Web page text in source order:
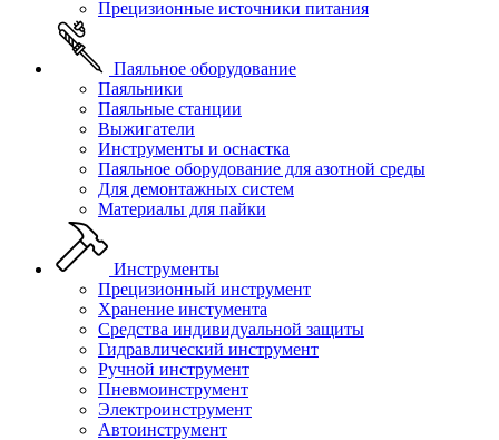
Прецизионные источники питания
Паяльное оборудование
Паяльники
Паяльные станции
Выжигатели
Инструменты и оснастка
Паяльное оборудование для азотной среды
Для демонтажных систем
Материалы для пайки
Инструменты
Прецизионный инструмент
Хранение инстумента
Средства индивидуальной защиты
Гидравлический инструмент
Ручной инструмент
Пневмоинструмент
Электроинструмент
Автоинструмент